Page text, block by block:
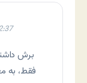
برش
فقط، به